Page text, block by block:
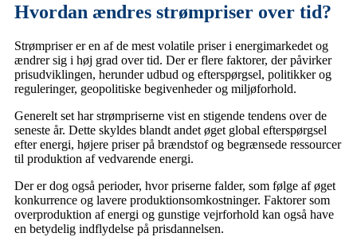
Hvordan ændres strømpriser over tid?
Strømpriser er en af de mest volatile priser i energimarkedet og
ændrer sig i høj grad over tid. Der er flere faktorer, der påvirker
prisudviklingen, herunder udbud og efterspørgsel, politikker og
reguleringer, geopolitiske begivenheder og miljøforhold.
Generelt set har strømpriserne vist en stigende tendens over de
seneste år. Dette skyldes blandt andet øget global efterspørgsel
efter energi, højere priser på brændstof og begrænsede ressourcer
til produktion af vedvarende energi.
Der er dog også perioder, hvor priserne falder, som følge af øget
konkurrence og lavere produktionsomkostninger. Faktorer som
overproduktion af energi og gunstige vejrforhold kan også have
en betydelig indflydelse på prisdannelsen.